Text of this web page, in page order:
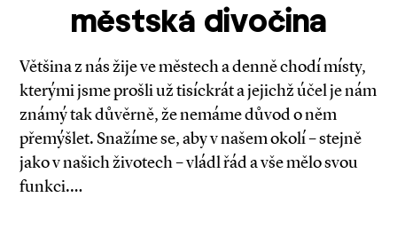
městská divočina
Většina z nás žije ve městech a denně chodí místy,
kterými jsme prošli už tisíckrát a jejichž účel je nám
známý tak důvěrně, že nemáme důvod o něm
přemýšlet. Snažíme se, aby v našem okolí – stejně
jako v našich životech – vládl řád a vše mělo svou
funkci.…